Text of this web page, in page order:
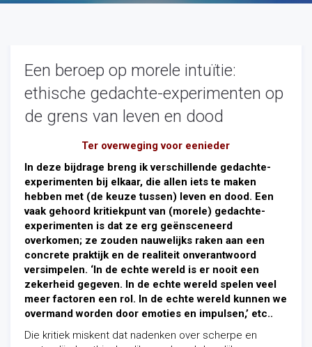
Een beroep op morele intuïtie:
ethische gedachte-experimenten op
de grens van leven en dood
Ter overweging voor eenieder
In deze bijdrage breng ik verschillende gedachte-
experimenten bij elkaar, die allen iets te maken
hebben met (de keuze tussen) leven en dood. Een
vaak gehoord kritiekpunt van (morele) gedachte-
experimenten is dat ze erg geënsceneerd
overkomen; ze zouden nauwelijks raken aan een
concrete praktijk en de realiteit onverantwoord
versimpelen. ‘In de echte wereld is er nooit een
zekerheid gegeven. In de echte wereld spelen veel
meer factoren een rol. In de echte wereld kunnen we
overmand worden door emoties en impulsen,’ etc..
Die kritiek miskent dat nadenken over scherpe en